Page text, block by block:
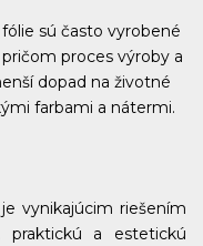
sú často vyrobené
proces výroby a
dopad na životné
farbami a nátermi.
vynikajúcim riešením
a estetickú